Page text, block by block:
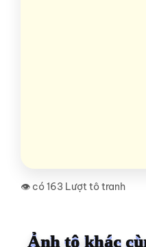
👁️ có 163 Lượt tô tranh
Ảnh tô khác